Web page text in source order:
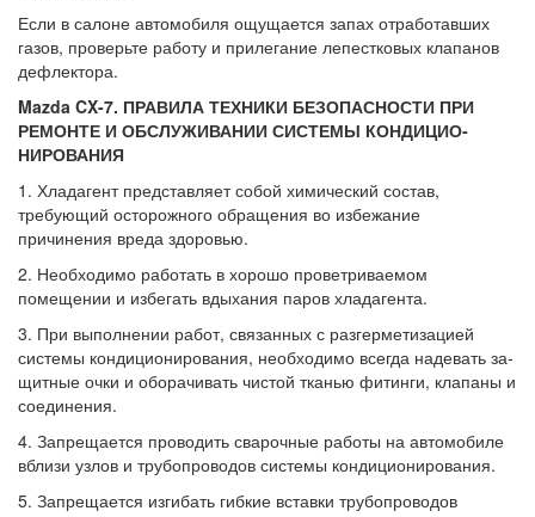
Если в салоне автомобиля ощущается запах отработавших
газов, проверьте работу и при­легание лепестковых клапанов
дефлектора.
Mazda CX-7. ПРАВИЛА ТЕХНИКИ БЕЗОПАСНОСТИ ПРИ
РЕМОНТЕ И ОБСЛУЖИВАНИИ СИСТЕМЫ КОНДИЦИО­
НИРОВАНИЯ
1. Хладагент представляет собой хими­ческий состав,
требующий осторожного обращения во избежание
причинения вре­да здоровью.
2. Необходимо работать в хорошо прове­триваемом
помещении и избегать вдыха­ния паров хладагента.
3. При выполнении работ, связанных с разгерметизацией
системы кондициони­рования, необходимо всегда надевать за­
щитные очки и оборачивать чистой тканью фитинги, клапаны и
соединения.
4. Запрещается проводить сварочные работы на автомобиле
вблизи узлов и тру­бопроводов системы кондиционирования.
5. Запрещается изгибать гибкие вставки трубопроводов